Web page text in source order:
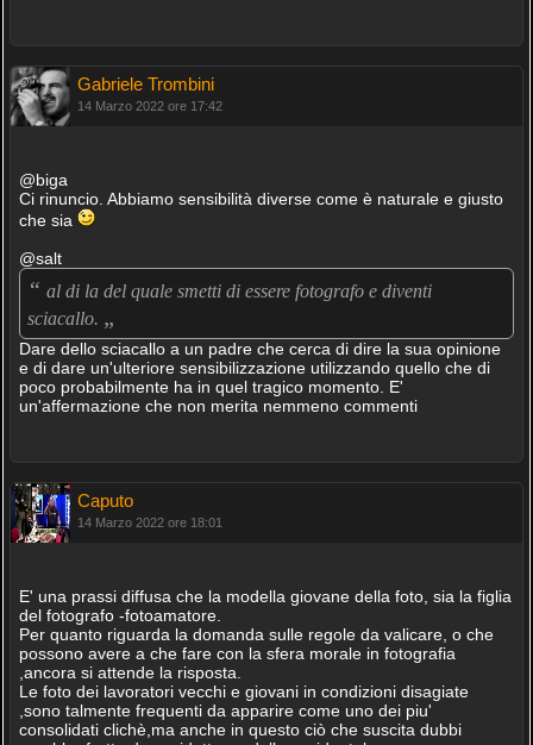
Gabriele Trombini
14 Marzo 2022 ore 17:42
@biga
Ci rinuncio. Abbiamo sensibilità diverse come è naturale e giusto
che sia
@salt
“ al di la del quale smetti di essere fotografo e diventi
sciacallo. „
Dare dello sciacallo a un padre che cerca di dire la sua opinione
e di dare un'ulteriore sensibilizzazione utilizzando quello che di
poco probabilmente ha in quel tragico momento. E'
un'affermazione che non merita nemmeno commenti
Caputo
14 Marzo 2022 ore 18:01
E' una prassi diffusa che la modella giovane della foto, sia la figlia
del fotografo -fotoamatore.
Per quanto riguarda la domanda sulle regole da valicare, o che
possono avere a che fare con la sfera morale in fotografia
,ancora si attende la risposta.
Le foto dei lavoratori vecchi e giovani in condizioni disagiate
,sono talmente frequenti da apparire come uno dei piu'
consolidati clichè,ma anche in questo ciò che suscita dubbi